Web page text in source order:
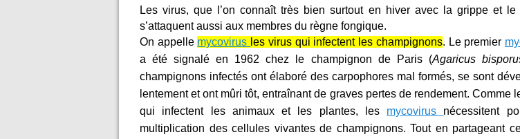
Les virus, que l’on connaît très bien surtout en hiver avec la grippe et le
s’attaquent aussi aux membres du règne fongique.
On appelle mycovirus les virus qui infectent les champignons. Le premier
a été signalé en 1962 chez le champignon de Paris (Agaricus
champignons infectés ont élaboré des carpophores mal formés, se sont
lentement et ont mûri tôt, entraînant de graves pertes de rendement. Comme
qui infectent les animaux et les plantes, les mycovirus nécessitent
multiplication des cellules vivantes de champignons. Tout en partageant